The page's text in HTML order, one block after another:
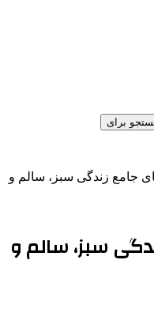
برای
جامع زندگی سبز، سالم و
سبز، سالم و